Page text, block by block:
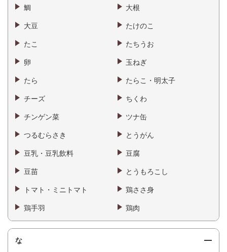
鯛 大根
大豆 たけのこ
たこ たちうお
卵 玉ねぎ
たら たらこ・明太子
チーズ ちくわ
チンゲン菜 ツナ缶
つるむらさき とうがん
豆乳・豆乳飲料 豆腐
豆苗 とうもろこし
トマト・ミニトマト 鶏ささ身
鶏手羽 鶏肉
な